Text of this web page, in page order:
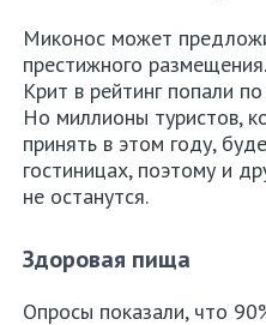
Миконос может
престижного
Крит в рейтинг попали
Но миллионы туристов,
принять в этом году,
гостиницах, поэтому и
не останутся.
Здоровая пища
Опросы показали, что